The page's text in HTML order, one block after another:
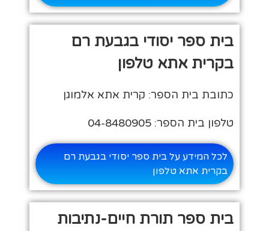
בית ספר יסודי בגבעת רם
בקרית אתא טלפון
כתובת בית הספר: קרית אתא אלמוגן
טלפון בית הספר: 04-8480905
לכל המידע על בית ספר יסודי בגבעת רם
בקרית אתא טלפון
בית ספר תורת חיים-נתיבות